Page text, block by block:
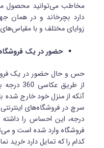
مخاطب می‌توانید محصول
دارد بچرخاند و در همان
زوایای مختلف و با
حضور در یک
حس و حال حضور در یک
از طریق
آنکه از منزل خود خارج
درجه، این احساس را
فروشگاه وارد شده است و
کدام را که تمایل دارد خرید